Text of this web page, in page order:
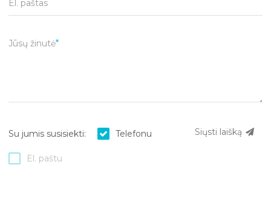
El. paštas
Jūsų žinutė
Siųsti laišką
Su jumis susisiekti: Telefonu
El. paštu